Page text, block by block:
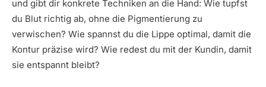
und gibt dir konkrete Techniken an die Hand: Wie tupfst
du Blut richtig ab, ohne die Pigmentierung zu
verwischen? Wie spannst du die Lippe optimal, damit die
Kontur präzise wird? Wie redest du mit der Kundin, damit
sie entspannt bleibt?